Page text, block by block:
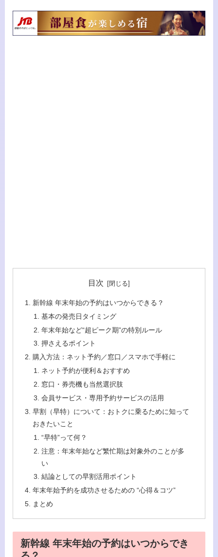
目次
新幹線 年末年始の予約はいつからできる？
基本の発売日タイミング
年末年始など“超ピーク期”の特別ルール
押さえるポイント
購入方法：ネット予約／窓口／スマホで手軽に
ネット予約が便利＆おすすめ
窓口・券売機も当然選択肢
会員サービス・専用予約サービスの活用
早割（早特）について：おトクに乗るために知って
おきたいこと
“早特”って何？
注意：年末年始など繁忙期は対象外のことが多
い
結論としての早割活用ポイント
年末年始予約を成功させるための “心得＆コツ”
まとめ
新幹線 年末年始の予約はいつからでき